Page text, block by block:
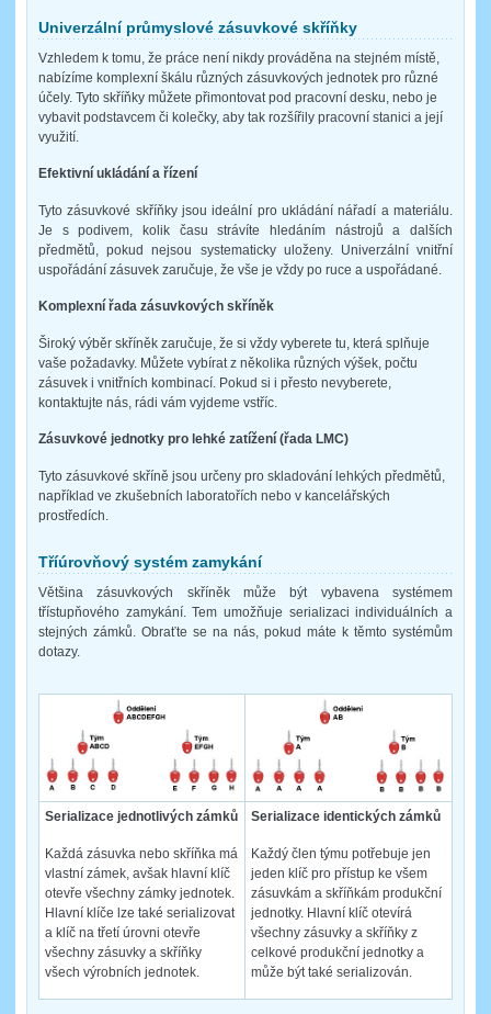
Univerzální průmyslové zásuvkové skříňky
Vzhledem k tomu, že práce není nikdy prováděna na stejném místě,
nabízíme komplexní škálu různých zásuvkových jednotek pro různé
účely. Tyto skříňky můžete přimontovat pod pracovní desku, nebo je
vybavit podstavcem či kolečky, aby tak rozšířily pracovní stanici a její
využití.
Efektivní ukládání a řízení
Tyto zásuvkové skříňky jsou ideální pro ukládání nářadí a materiálu.
Je s podivem, kolik času strávíte hledáním nástrojů a dalších
předmětů, pokud nejsou systematicky uloženy. Univerzální vnitřní
uspořádání zásuvek zaručuje, že vše je vždy po ruce a uspořádané.
Komplexní řada zásuvkových skříněk
Široký výběr skříněk zaručuje, že si vždy vyberete tu, která splňuje
vaše požadavky. Můžete vybírat z několika různých výšek, počtu
zásuvek i vnitřních kombinací. Pokud si i přesto nevyberete,
kontaktujte nás, rádi vám vyjdeme vstříc.
Zásuvkové jednotky pro lehké zatížení (řada LMC)
Tyto zásuvkové skříně jsou určeny pro skladování lehkých předmětů,
například ve zkušebních laboratořích nebo v kancelářských
prostředích.
Tříúrovňový systém zamykání
Většina zásuvkových skříněk může být vybavena systémem
třístupňového zamykání. Tem umožňuje serializaci individuálních a
stejných zámků. Obraťte se na nás, pokud máte k těmto systémům
dotazy.
Serializace jednotlivých zámků
Každá zásuvka nebo skříňka má
vlastní zámek, avšak hlavní klíč
otevře všechny zámky jednotek.
Hlavní klíče lze také serializovat
a klíč na třetí úrovni otevře
všechny zásuvky a skříňky
všech výrobních jednotek.
Serializace identických zámků
Každý člen týmu potřebuje jen
jeden klíč pro přístup ke všem
zásuvkám a skříňkám produkční
jednotky. Hlavní klíč otevírá
všechny zásuvky a skříňky z
celkové produkční jednotky a
může být také serializován.